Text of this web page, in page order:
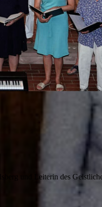
und Leiterin des